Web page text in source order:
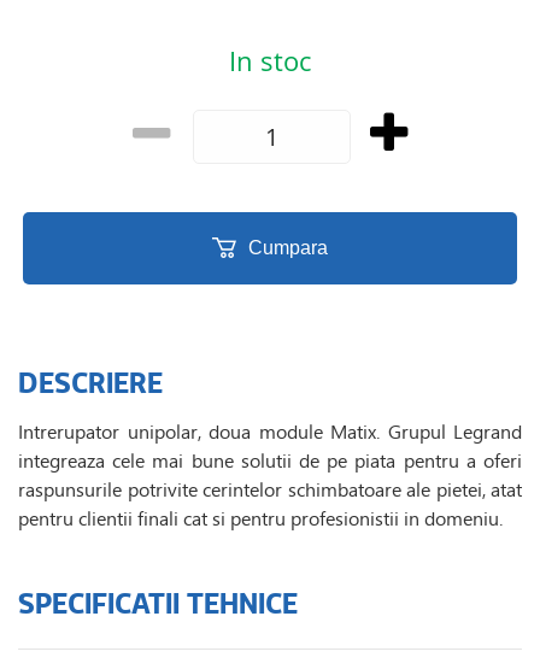
In stoc
Cumpara
DESCRIERE
Intrerupator unipolar, doua module Matix. Grupul Legrand
integreaza cele mai bune solutii de pe piata pentru a oferi
raspunsurile potrivite cerintelor schimbatoare ale pietei, atat
pentru clientii finali cat si pentru profesionistii in domeniu.
SPECIFICATII TEHNICE